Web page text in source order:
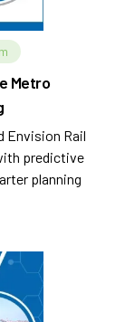
Metro
Envision Rail
predictive
planning.